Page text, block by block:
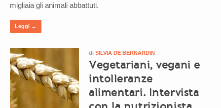
migliaia gli animali abbattuti.
Leggi →
di SILVIA DE BERNARDIN
Vegetariani, vegani e
intolleranze
alimentari. Intervista